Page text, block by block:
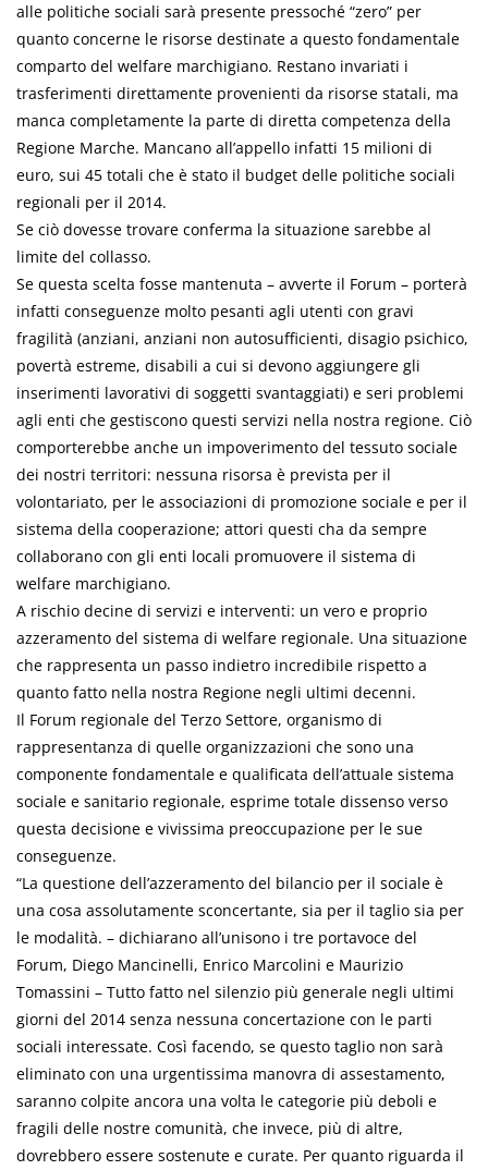
alle politiche sociali sarà presente pressoché “zero” per
quanto concerne le risorse destinate a questo fondamentale
comparto del welfare marchigiano. Restano invariati i
trasferimenti direttamente provenienti da risorse statali, ma
manca completamente la parte di diretta competenza della
Regione Marche. Mancano all’appello infatti 15 milioni di
euro, sui 45 totali che è stato il budget delle politiche sociali
regionali per il 2014.
Se ciò dovesse trovare conferma la situazione sarebbe al
limite del collasso.
Se questa scelta fosse mantenuta – avverte il Forum – porterà
infatti conseguenze molto pesanti agli utenti con gravi
fragilità (anziani, anziani non autosufficienti, disagio psichico,
povertà estreme, disabili a cui si devono aggiungere gli
inserimenti lavorativi di soggetti svantaggiati) e seri problemi
agli enti che gestiscono questi servizi nella nostra regione. Ciò
comporterebbe anche un impoverimento del tessuto sociale
dei nostri territori: nessuna risorsa è prevista per il
volontariato, per le associazioni di promozione sociale e per il
sistema della cooperazione; attori questi cha da sempre
collaborano con gli enti locali promuovere il sistema di
welfare marchigiano.
A rischio decine di servizi e interventi: un vero e proprio
azzeramento del sistema di welfare regionale. Una situazione
che rappresenta un passo indietro incredibile rispetto a
quanto fatto nella nostra Regione negli ultimi decenni.
Il Forum regionale del Terzo Settore, organismo di
rappresentanza di quelle organizzazioni che sono una
componente fondamentale e qualificata dell’attuale sistema
sociale e sanitario regionale, esprime totale dissenso verso
questa decisione e vivissima preoccupazione per le sue
conseguenze.
“La questione dell’azzeramento del bilancio per il sociale è
una cosa assolutamente sconcertante, sia per il taglio sia per
le modalità. – dichiarano all’unisono i tre portavoce del
Forum, Diego Mancinelli, Enrico Marcolini e Maurizio
Tomassini – Tutto fatto nel silenzio più generale negli ultimi
giorni del 2014 senza nessuna concertazione con le parti
sociali interessate. Così facendo, se questo taglio non sarà
eliminato con una urgentissima manovra di assestamento,
saranno colpite ancora una volta le categorie più deboli e
fragili delle nostre comunità, che invece, più di altre,
dovrebbero essere sostenute e curate. Per quanto riguarda il